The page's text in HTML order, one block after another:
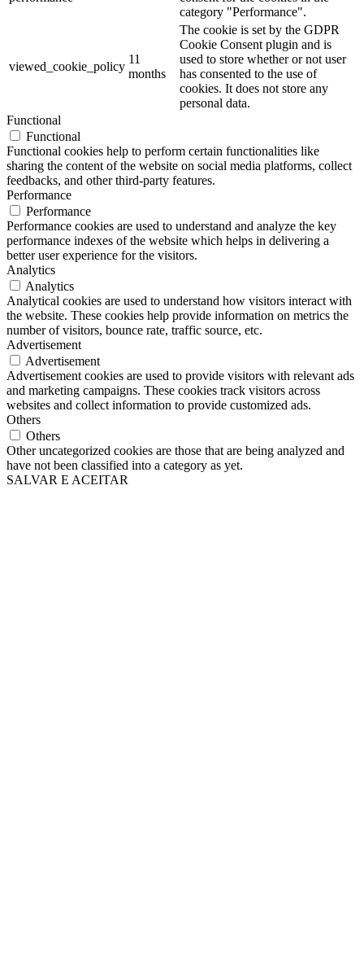
category "Performance".
viewed_cookie_policy
11
months
The cookie is set by the GDPR
Cookie Consent plugin and is
used to store whether or not user
has consented to the use of
cookies. It does not store any
personal data.
Functional
Functional
Functional cookies help to perform certain functionalities like
sharing the content of the website on social media platforms, collect
feedbacks, and other third-party features.
Performance
Performance
Performance cookies are used to understand and analyze the key
performance indexes of the website which helps in delivering a
better user experience for the visitors.
Analytics
Analytics
Analytical cookies are used to understand how visitors interact with
the website. These cookies help provide information on metrics the
number of visitors, bounce rate, traffic source, etc.
Advertisement
Advertisement
Advertisement cookies are used to provide visitors with relevant ads
and marketing campaigns. These cookies track visitors across
websites and collect information to provide customized ads.
Others
Others
Other uncategorized cookies are those that are being analyzed and
have not been classified into a category as yet.
SALVAR E ACEITAR